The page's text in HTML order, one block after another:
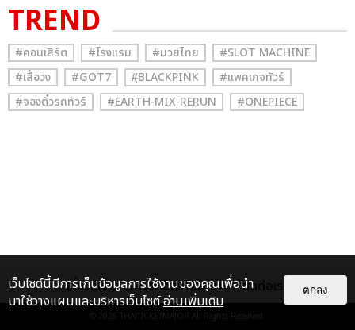
TREND
#คอนเสิร์ต #โรงแรม #มวยไทย
#SLOT MACHINE
#เสื้อวง
#GOT7 #ฺBLACKPINK
#แพคเกจทัวร์
#จองตั๋วรถทัวร์
#EARTH-MIX-RERUN #ONEPIECE
เกี่ยวกับเรา ติดต่อลงโฆษณา ติดต่อเรา
© 2026 THAITICKETMAJOR All Rights Reserved.
เว็บไซต์นี้มีการเก็บข้อมูลการใช้งานของคุณเพื่อนำ
มาใช้วางแผนและบริหารเว็บไซต์อ่านเพิ่มเติม
ตกลง